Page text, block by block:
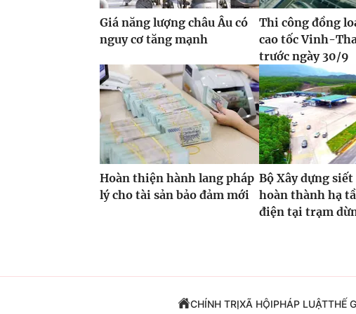
Giá năng lượng châu Âu có
nguy cơ tăng mạnh
Thi công đồng
cao tốc Vinh-
trước ngày 30/9
Hoàn thiện hành lang pháp
lý cho tài sản bảo đảm mới
Bộ Xây dựng
hoàn thành hạ
điện tại trạm
CHÍNH TRỊXÃ HỘIPHÁP LUẬTTHẾ